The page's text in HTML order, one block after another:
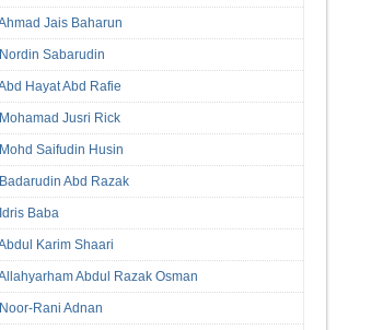
Jais Baharun
Sabarudin
Hayat Abd Rafie
Jusri Rick
Saifudin Husin
Abd Razak
Baba
Karim Shaari
Abdul Razak Osman
Rani Adnan